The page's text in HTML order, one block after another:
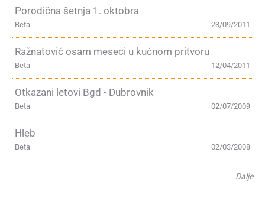
Porodična šetnja 1. oktobra
23/09/2011
Beta
Ražnatović osam meseci u kućnom pritvoru
12/04/2011
Beta
Otkazani letovi Bgd - Dubrovnik
02/07/2009
Beta
Hleb
02/03/2008
Beta
Dalje